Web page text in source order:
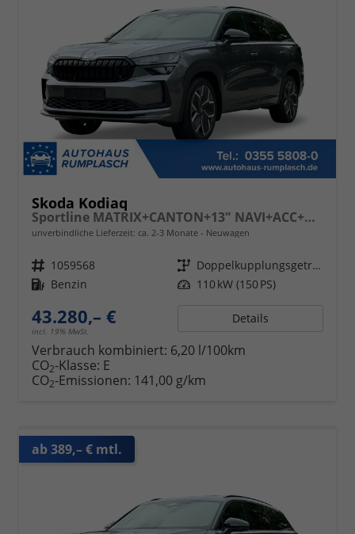
Skoda Kodiaq
Sportline MATRIX+CANTON+13" NAVI+ACC+KAMERA+EL. HECKKL.
unverbindliche Lieferzeit: ca. 2-3 Monate Neuwagen
Fahrzeugnr. 1059568 Getriebe
Doppelkupplungsgetriebe (DSG)
Kraftstoff Benzin Leistung 110 kW (150 PS)
43.280,– €
incl. 19% MwSt.
Details
Verbrauch kombiniert: 6,20 l/100km
CO2-Klasse: E
CO2-Emissionen: 141,00 g/km
ab 389,– € mtl.